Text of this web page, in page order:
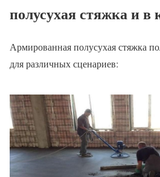
полусухая стяжка и в
Армированная полусухая стяжка
для различных сценариев: